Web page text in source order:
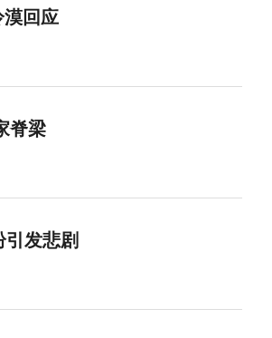
漠回应
脊梁
发悲剧